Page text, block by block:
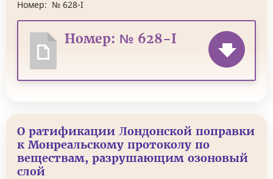
Номер: № 628-I
Номер: № 628-I
О ратификации Лондонской поправки
к Монреальскому протоколу по
веществам, разрушающим озоновый
слой